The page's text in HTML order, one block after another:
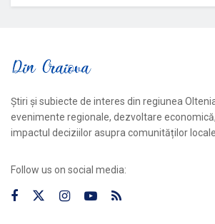
Știri și subiecte de interes din regiunea
evenimente regionale, dezvoltare
impactul deciziilor asupra comunităților locale.
Follow us on social media: